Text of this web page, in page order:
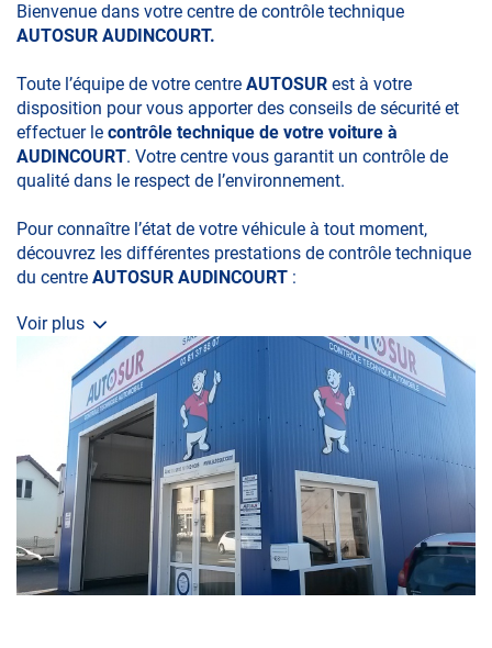
Bienvenue dans votre centre de contrôle technique
AUTOSUR AUDINCOURT.
Toute l’équipe de votre centre AUTOSUR est à votre
disposition pour vous apporter des conseils de sécurité et
effectuer le contrôle technique de votre voiture à
AUDINCOURT. Votre centre vous garantit un contrôle de
qualité dans le respect de l’environnement.
Pour connaître l’état de votre véhicule à tout moment,
découvrez les différentes prestations de contrôle technique
du centre AUTOSUR AUDINCOURT :
• le contrôle technique obligatoire
• la contre-visite
• le contrôle pollution
• le contrôle des véhicules hybrides ou électriques
• le contrôle technique des véhicules GPL/Gaz*
• le pré-contrôle contrôle technique ou contrôle technique
volontaire / partiel
Voir plus